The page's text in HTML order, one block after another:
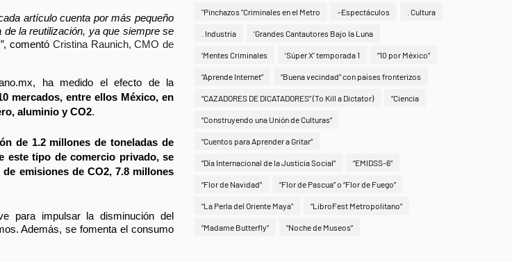
artículo cuenta por más pequeño
la reutilización, ya que siempre se
, comentó Cristina Raunich, CMO de
ha medido el efecto de la
mercados, entre ellos México, en
aluminio y CO2.
de 1.2 millones de toneladas de
este tipo de comercio privado, se
emisiones de CO2, 7.8 millones
para impulsar la disminución del
Además, se fomenta el consumo
"Pinchazos "Criminales en el Metro -Espectáculos . Cultura
. Industria ‘Grandes Cantautores Bajo la Luna
‘Mentes Criminales ‘Súper X’ temporada 1 “10 por México”
“Aprende Internet” “Buena vecindad” con países fronterizos
“CAZADORES DE DICATADORES” (To Kill a Dictator) “Ciencia
“Construyendo una Unión de Culturas”
“Cuentos para Aprender a Gritar”
“Día Internacional de la Justicia Social” “EMIDSS-6”
“Flor de Navidad” “Flor de Pascua” o “Flor de Fuego”
“La Perla del Oriente Maya" “LibroFest Metropolitano”
“Madame Butterfly” “Noche de Museos”